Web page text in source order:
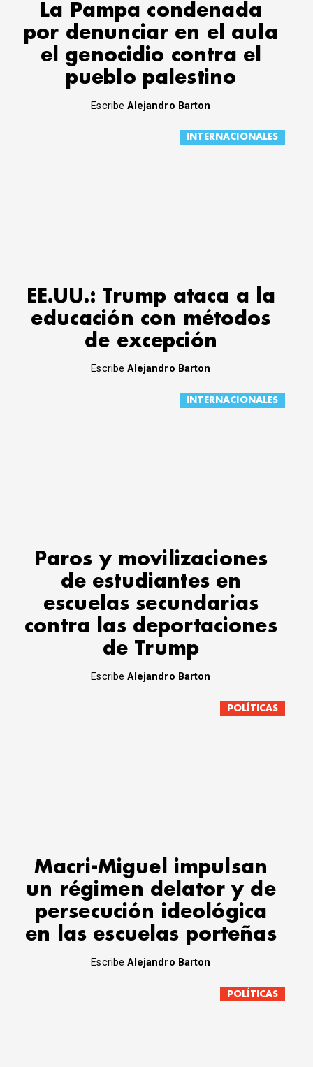
La Pampa condenada
por denunciar en el aula
el genocidio contra el
pueblo palestino
EscribeAlejandro Barton
INTERNACIONALES
EE.UU.: Trump ataca a la
educación con métodos
de excepción
EscribeAlejandro Barton
INTERNACIONALES
Paros y movilizaciones
de estudiantes en
escuelas secundarias
contra las deportaciones
de Trump
EscribeAlejandro Barton
POLÍTICAS
Macri-Miguel impulsan
un régimen delator y de
persecución ideológica
en las escuelas porteñas
EscribeAlejandro Barton
POLÍTICAS